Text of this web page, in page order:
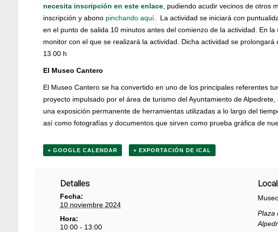
necesita inscripción en este enlace , pudiendo acudir vecinos de otros
inscripción y abono pinchando aquí . La actividad se iniciará con
en el punto de salida 10 minutos antes del comienzo de la actividad. En
monitor con el que se realizará la actividad. Dicha actividad se prolongará
13.00 h
El Museo Cantero
El Museo Cantero se ha convertido en uno de los principales referentes
proyecto impulsado por el área de turismo del Ayuntamiento de
una exposición permanente de herramientas utilizadas a lo largo del
así como fotografías y documentos que sirven como prueba gráfica de
+ GOOGLE CALENDAR + EXPORTACIÓN DE ICAL
Detalles
Fecha:
10 noviembre 2024
Hora:
10:00 - 13:00
Local
Plaza